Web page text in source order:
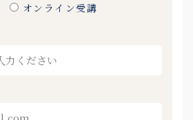
オンライン受講